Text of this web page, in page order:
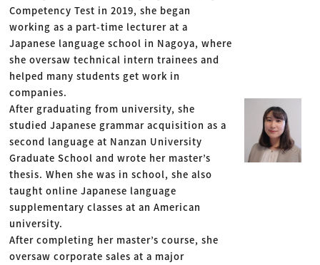
Competency Test in 2019, she began
working as a part-time lecturer at a
Japanese language school in Nagoya, where
she oversaw technical intern trainees and
helped many students get work in
companies.
After graduating from university, she
studied Japanese grammar acquisition as a
second language at Nanzan University
Graduate School and wrote her master’s
thesis. When she was in school, she also
taught online Japanese language
supplementary classes at an American
university.
After completing her master’s course, she
oversaw corporate sales at a major